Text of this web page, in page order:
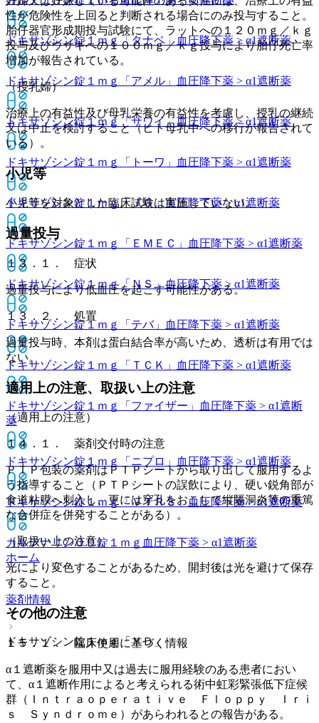
ドキサゾシン錠１ｍｇ「タナベ」 血圧降下薬 > α1遮断薬
ドキサゾシン錠１ｍｇ「アメル」 血圧降下薬 > α1遮断薬
ドキサゾシン錠１ｍｇ「サワイ」血圧降下薬 > α1遮断薬
ドキサゾシン錠１ｍｇ「トーワ」 血圧降下薬 > α1遮断薬
ドキサゾシン錠１ｍｇ「ＪＧ」血圧降下薬 > α1遮断薬
ドキサゾシン錠１ｍｇ「ＥＭＥＣ」 血圧降下薬 > α1遮断薬
ドキサゾシン錠１ｍｇ「ＮＳ」血圧降下薬 > α1遮断薬
ドキサゾシン錠１ｍｇ「テバ」 血圧降下薬 > α1遮断薬
ドキサゾシン錠１ｍｇ「ＴＣＫ」 血圧降下薬 > α1遮断薬
ドキサゾシン錠１ｍｇ「ファイザー」
血圧降下薬 > α1遮断
薬
ドキサゾシン錠１ｍｇ「ニプロ」 血圧降下薬 > α1遮断薬
ドキサゾシン錠１ｍｇ「ＶＴＲＳ」血圧降下薬 > α1遮断薬
カルデナリンＯＤ錠１ｍｇ 血圧降下薬 > α1遮断薬
ホーム
薬剤情報
ドキサゾシン錠１ｍｇ「ＹＤ」
性が危険性を上回ると判断される場合にのみ投与すること。
胎仔器官形成期投与試験にて、ラットへの１２０ｍｇ／ｋｇ
投与及びウサギへの１００ｍｇ／ｋｇ投与により胎仔死亡率
増加が報告されている。
（授乳婦）
治療上の有益性及び母乳栄養の有益性を考慮し、授乳の継続
又は中止を検討すること（ヒト母乳中への移行が報告されて
いる）。
小児等
小児等を対象とした臨床試験は実施していない。
過量投与
１３．１． 症状
過量投与により低血圧を起こす可能性がある。
１３．２． 処置
過量投与時、本剤は蛋白結合率が高いため、透析は有用では
ない。
適用上の注意、取扱い上の注意
（適用上の注意）
１４．１． 薬剤交付時の注意
ＰＴＰ包装の薬剤はＰＴＰシートから取り出して服用するよ
う指導すること（ＰＴＰシートの誤飲により、硬い鋭角部が
食道粘膜へ刺入し、更には穿孔をおこして縦隔洞炎等の重篤
な合併症を併発することがある）。
（取扱い上の注意）
光により変色することがあるため、開封後は光を避けて保存
すること。
その他の注意
１５．１． 臨床使用に基づく情報
α１遮断薬を服用中又は過去に服用経験のある患者におい
て、α１遮断作用によると考えられる術中虹彩緊張低下症候
群（Ｉｎｔｒａｏｐｅｒａｔｉｖｅ Ｆｌｏｐｐｙ Ｉｒｉ
ｓ Ｓｙｎｄｒｏｍｅ）があらわれるとの報告がある。